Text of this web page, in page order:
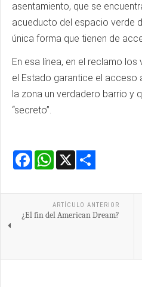
asentamiento, que se
acueducto del espacio verde
única forma que tienen de
En esa línea, en el reclamo
el Estado garantice el acceso
la zona un verdadero barrio y
“secreto”.
Facebook
WhatsApp
ARTÍCULO ANTERIOR
¿El fin del American Dream?